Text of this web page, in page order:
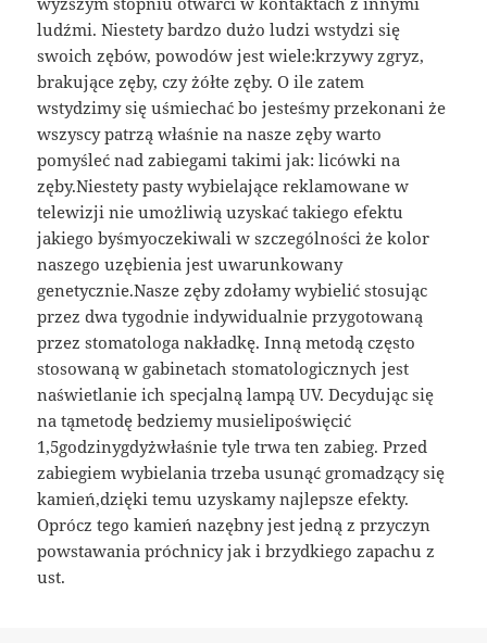
ludźmi. Niestety bardzo dużo ludzi wstydzi się
swoich zębów, powodów jest wiele:krzywy zgryz,
brakujące zęby, czy żółte zęby. O ile zatem
wstydzimy się uśmiechać bo jesteśmy przekonani że
wszyscy patrzą właśnie na nasze zęby warto
pomyśleć nad zabiegami takimi jak: licówki na
zęby.Niestety pasty wybielające reklamowane w
telewizji nie umożliwią uzyskać takiego efektu
jakiego byśmyoczekiwali w szczególności że kolor
naszego uzębienia jest uwarunkowany
genetycznie.Nasze zęby zdołamy wybielić stosując
przez dwa tygodnie indywidualnie przygotowaną
przez stomatologa nakładkę. Inną metodą często
stosowaną w gabinetach stomatologicznych jest
naświetlanie ich specjalną lampą UV. Decydując się
na tąmetodę bedziemy musielipoświęcić
1,5godzinygdyżwłaśnie tyle trwa ten zabieg. Przed
zabiegiem wybielania trzeba usunąć gromadzący się
kamień,dzięki temu uzyskamy najlepsze efekty.
Oprócz tego kamień nazębny jest jedną z przyczyn
powstawania próchnicy jak i brzydkiego zapachu z
ust.